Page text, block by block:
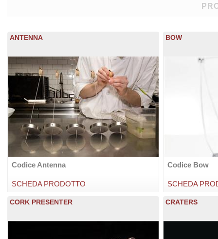
ANTENNA
Codice Antenna
SCHEDA PRODOTTO
BOW
Codice Bow
SCHEDA
CORK PRESENTER CRATERS